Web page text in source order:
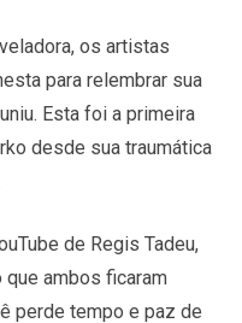
os artistas
para relembrar sua
Esta foi a primeira
desde sua traumática
de Regis Tadeu,
ambos ficaram
perde tempo e paz de